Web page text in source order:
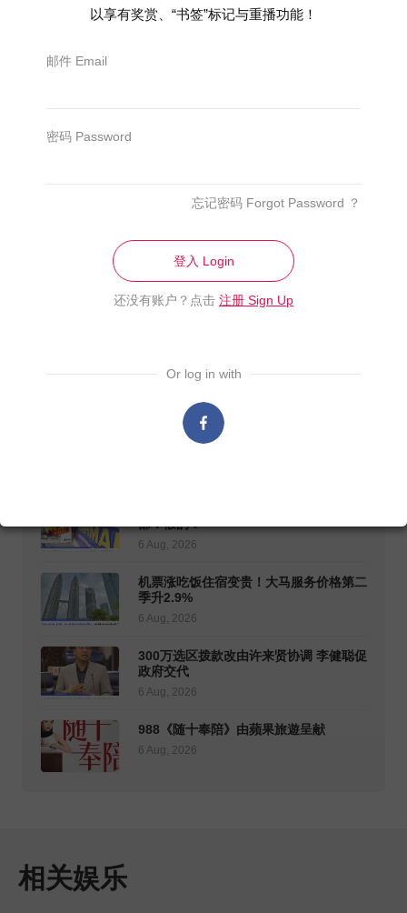
以享有奖赏、“书签”标记与重播功能！
邮件 Email
密码 Password
忘记密码 Forgot Password ？
登入 Login
还没有账户？点击 注册 Sign Up
Or log in with
《同行者之行侠仗义》纪录了超过10位小人物谱出独
新闻部于1972年创办此广播影视奖，属于国家级的
制作人员， 2004年开始开放给私营电视台及电台参与
公正党批准努鲁暂别党务 赛夫丁代署理
部：假的！
6 Aug, 2026
机票涨吃饭住宿变贵！大马服务价格第二
季升2.9%
6 Aug, 2026
300万选区拨款改由许来贤协调 李健聪促
政府交代
6 Aug, 2026
988《随十奉陪》由蘋果旅遊呈献
6 Aug, 2026
相关娱乐